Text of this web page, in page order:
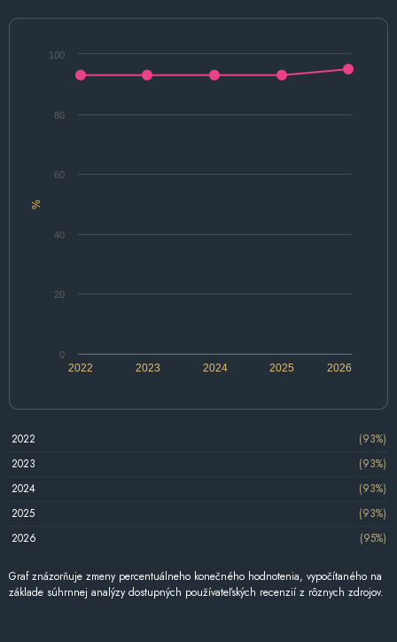
%
2022 2024 2026
2023 2025
0
20
40
60
80
100
2022
(93%)
2023
(93%)
2024
(93%)
2025
(93%)
2026
(95%)
Graf znázorňuje zmeny percentuálneho konečného hodnotenia, vypočítaného na
základe súhrnnej analýzy dostupných používateľských recenzií z rôznych zdrojov.